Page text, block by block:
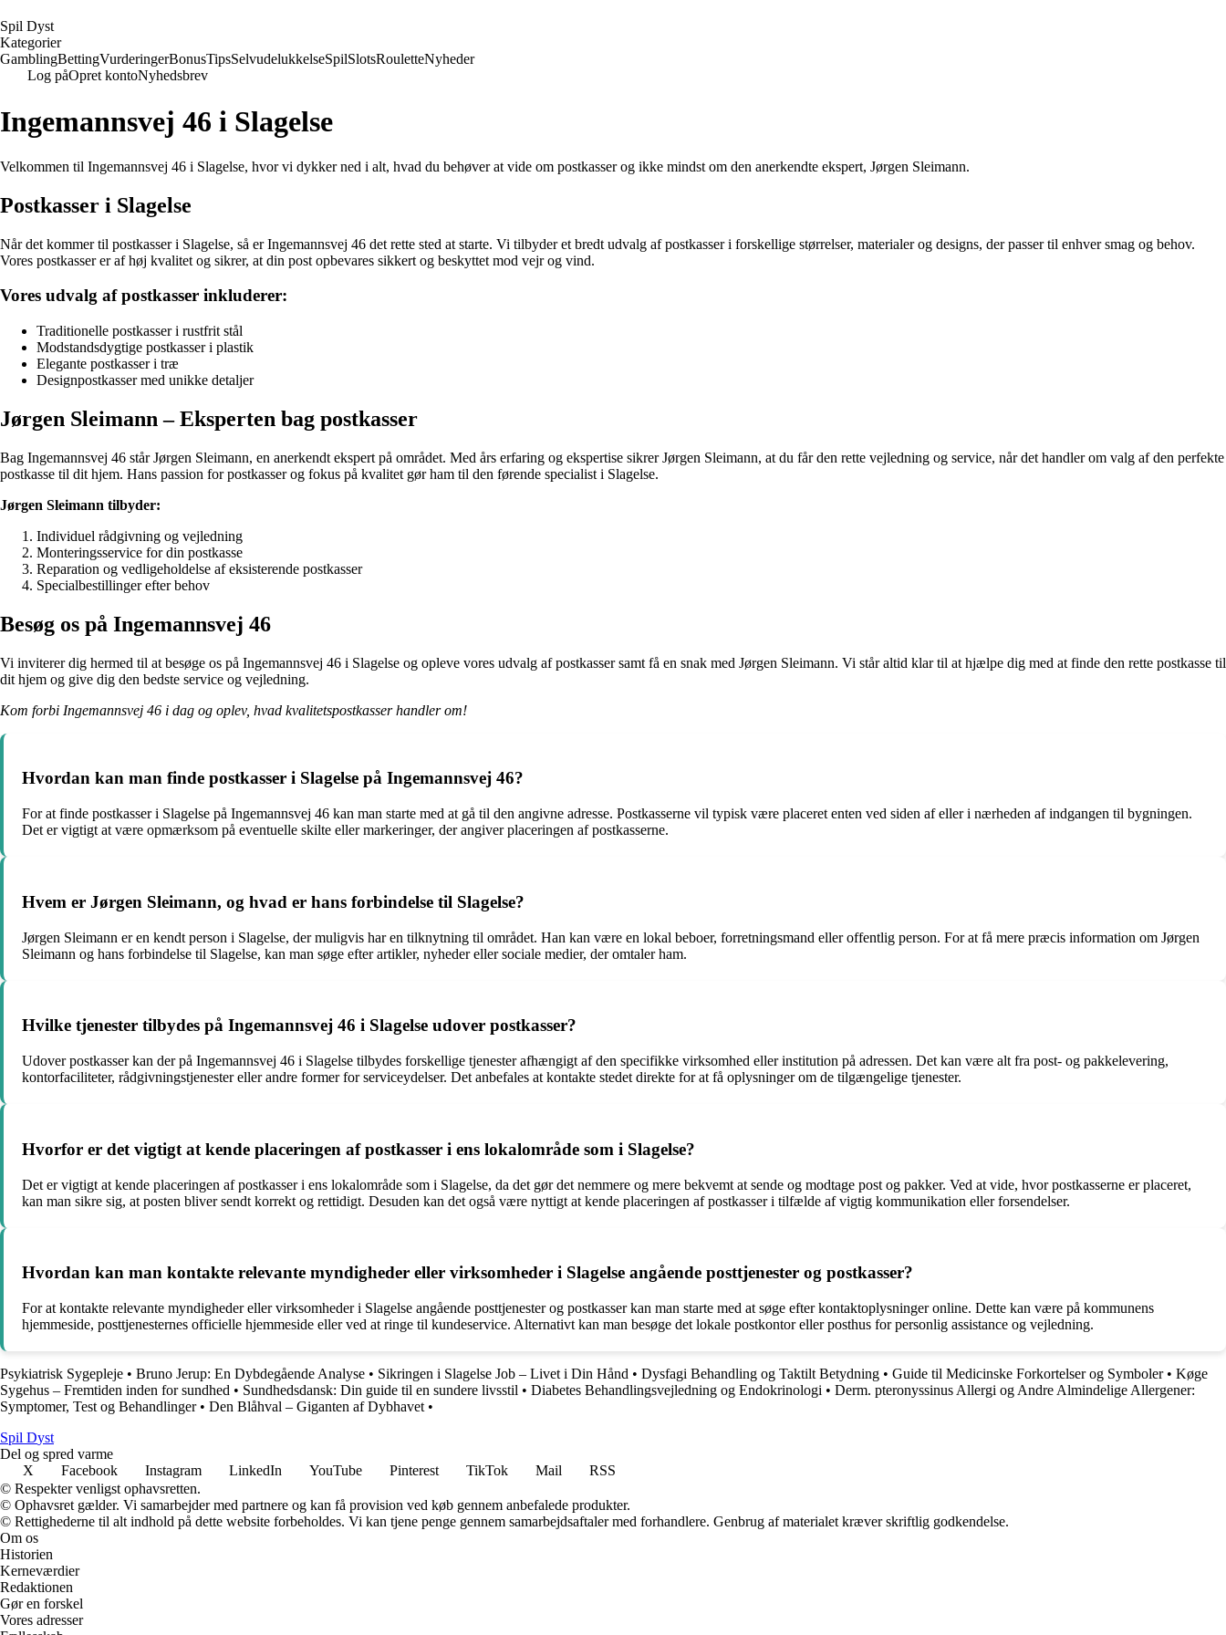
Spil Dyst
Kategorier
GamblingBettingVurderingerBonusTipsSelvudelukkelseSpilSlotsRouletteNyheder
Log påOpret kontoNyhedsbrev
Ingemannsvej 46 i Slagelse
Velkommen til Ingemannsvej 46 i Slagelse, hvor vi dykker ned i alt, hvad du behøver at vide om postkasser og ikke mindst om den anerkendte ekspert, Jørgen Sleimann.
Postkasser i Slagelse
Når det kommer til postkasser i Slagelse, så er Ingemannsvej 46 det rette sted at starte. Vi tilbyder et bredt udvalg af postkasser i forskellige størrelser, materialer og designs, der passer til enhver smag og behov.
Vores postkasser er af høj kvalitet og sikrer, at din post opbevares sikkert og beskyttet mod vejr og vind.
Vores udvalg af postkasser inkluderer:
Traditionelle postkasser i rustfrit stål
Modstandsdygtige postkasser i plastik
Elegante postkasser i træ
Designpostkasser med unikke detaljer
Jørgen Sleimann – Eksperten bag postkasser
Bag Ingemannsvej 46 står Jørgen Sleimann, en anerkendt ekspert på området. Med års erfaring og ekspertise sikrer Jørgen Sleimann, at du får den rette vejledning og service, når det handler om valg af den perfekte
postkasse til dit hjem. Hans passion for postkasser og fokus på kvalitet gør ham til den førende specialist i Slagelse.
Jørgen Sleimann tilbyder:
Individuel rådgivning og vejledning
Monteringsservice for din postkasse
Reparation og vedligeholdelse af eksisterende postkasser
Specialbestillinger efter behov
Besøg os på Ingemannsvej 46
Vi inviterer dig hermed til at besøge os på Ingemannsvej 46 i Slagelse og opleve vores udvalg af postkasser samt få en snak med Jørgen Sleimann. Vi står altid klar til at hjælpe dig med at finde den rette postkasse til
dit hjem og give dig den bedste service og vejledning.
Kom forbi Ingemannsvej 46 i dag og oplev, hvad kvalitetspostkasser handler om!
Hvordan kan man finde postkasser i Slagelse på Ingemannsvej 46?
For at finde postkasser i Slagelse på Ingemannsvej 46 kan man starte med at gå til den angivne adresse. Postkasserne vil typisk være placeret enten ved siden af eller i nærheden af indgangen til bygningen.
Det er vigtigt at være opmærksom på eventuelle skilte eller markeringer, der angiver placeringen af postkasserne.
Hvem er Jørgen Sleimann, og hvad er hans forbindelse til Slagelse?
Jørgen Sleimann er en kendt person i Slagelse, der muligvis har en tilknytning til området. Han kan være en lokal beboer, forretningsmand eller offentlig person. For at få mere præcis information om Jørgen
Sleimann og hans forbindelse til Slagelse, kan man søge efter artikler, nyheder eller sociale medier, der omtaler ham.
Hvilke tjenester tilbydes på Ingemannsvej 46 i Slagelse udover postkasser?
Udover postkasser kan der på Ingemannsvej 46 i Slagelse tilbydes forskellige tjenester afhængigt af den specifikke virksomhed eller institution på adressen. Det kan være alt fra post- og pakkelevering,
kontorfaciliteter, rådgivningstjenester eller andre former for serviceydelser. Det anbefales at kontakte stedet direkte for at få oplysninger om de tilgængelige tjenester.
Hvorfor er det vigtigt at kende placeringen af postkasser i ens lokalområde som i Slagelse?
Det er vigtigt at kende placeringen af postkasser i ens lokalområde som i Slagelse, da det gør det nemmere og mere bekvemt at sende og modtage post og pakker. Ved at vide, hvor postkasserne er placeret,
kan man sikre sig, at posten bliver sendt korrekt og rettidigt. Desuden kan det også være nyttigt at kende placeringen af postkasser i tilfælde af vigtig kommunikation eller forsendelser.
Hvordan kan man kontakte relevante myndigheder eller virksomheder i Slagelse angående posttjenester og postkasser?
For at kontakte relevante myndigheder eller virksomheder i Slagelse angående posttjenester og postkasser kan man starte med at søge efter kontaktoplysninger online. Dette kan være på kommunens
hjemmeside, posttjenesternes officielle hjemmeside eller ved at ringe til kundeservice. Alternativt kan man besøge det lokale postkontor eller posthus for personlig assistance og vejledning.
Psykiatrisk Sygepleje • Bruno Jerup: En Dybdegående Analyse • Sikringen i Slagelse Job – Livet i Din Hånd • Dysfagi Behandling og Taktilt Betydning • Guide til Medicinske Forkortelser og Symboler• Køge
Sygehus – Fremtiden inden for sundhed • Sundhedsdansk: Din guide til en sundere livsstil • Diabetes Behandlingsvejledning og Endokrinologi • Derm. pteronyssinus Allergi og Andre Almindelige Allergener:
Symptomer, Test og Behandlinger• Den Blåhval – Giganten af Dybhavet •
Spil Dyst
Del og spred varme
X
Facebook Instagram LinkedIn YouTube Pinterest TikTok Mail
RSS
© Respekter venligst ophavsretten.
© Ophavsret gælder. Vi samarbejder med partnere og kan få provision ved køb gennem anbefalede produkter.
© Rettighederne til alt indhold på dette website forbeholdes. Vi kan tjene penge gennem samarbejdsaftaler med forhandlere. Genbrug af materialet kræver skriftlig godkendelse.
Om os
Historien
Kerneværdier
Redaktionen
Gør en forskel
Vores adresser